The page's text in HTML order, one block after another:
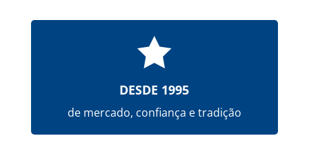

DESDE 1995
de mercado, confiança e tradição